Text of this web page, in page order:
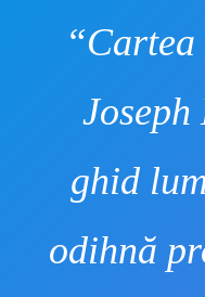
Joseph
ghid
odihnă